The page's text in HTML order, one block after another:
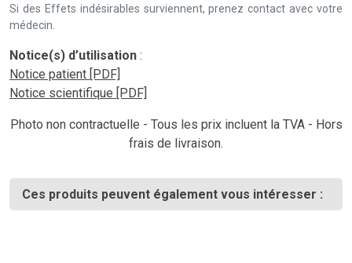
Si des Effets indésirables surviennent, prenez contact avec votre
médecin.
Notice(s) d’utilisation :
Notice patient [PDF]
Notice scientifique [PDF]
Photo non contractuelle - Tous les prix incluent la TVA - Hors
frais de livraison.
Ces produits peuvent également vous intéresser :